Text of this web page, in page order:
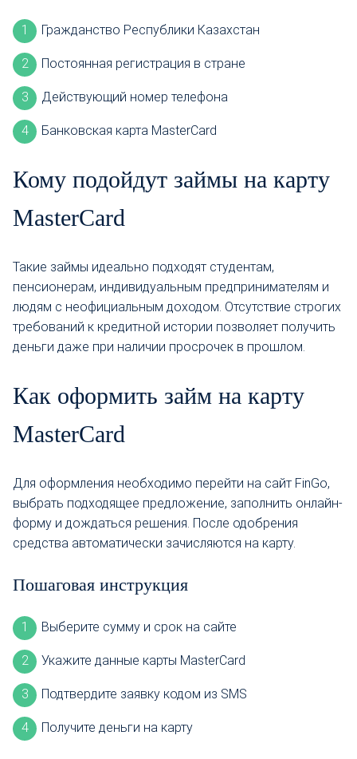
Гражданство Республики Казахстан
Постоянная регистрация в стране
Действующий номер телефона
Банковская карта MasterCard
Кому подойдут займы на карту
MasterCard
Такие займы идеально подходят студентам,
пенсионерам, индивидуальным предпринимателям и
людям с неофициальным доходом. Отсутствие строгих
требований к кредитной истории позволяет получить
деньги даже при наличии просрочек в прошлом.
Как оформить займ на карту
MasterCard
Для оформления необходимо перейти на сайт FinGo,
выбрать подходящее предложение, заполнить онлайн-
форму и дождаться решения. После одобрения
средства автоматически зачисляются на карту.
Пошаговая инструкция
Выберите сумму и срок на сайте
Укажите данные карты MasterCard
Подтвердите заявку кодом из SMS
Получите деньги на карту